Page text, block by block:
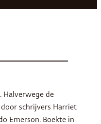
. Halverwege de
schrijvers Harriet
Emerson. Boekte in